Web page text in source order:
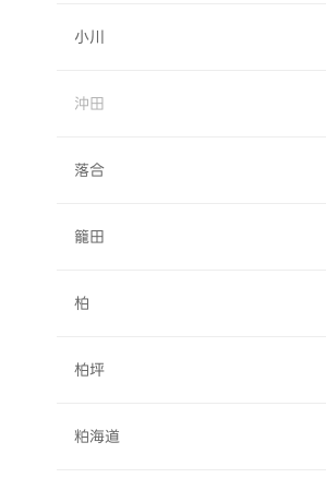
小川
沖田
落合
籠田
柏
柏坪
粕海道